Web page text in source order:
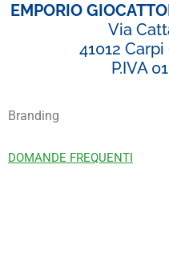
EMPORIO
Via
41012
P.IVA
Branding
DOMANDE FREQUENTI